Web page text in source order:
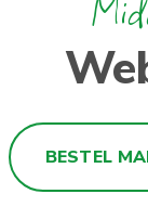
BESTEL